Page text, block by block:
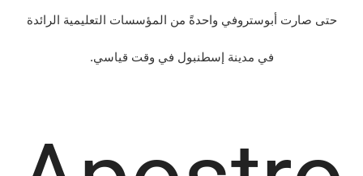
حتى صارت أبوستروفي واحدةً من المؤسسات التعليمية الرائدة
.في مدينة إسطنبول في وقت قياسي